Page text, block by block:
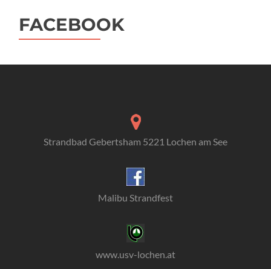
FACEBOOK
Strandbad Gebertsham 5221 Lochen am See
Malibu Strandfest
www.usv-lochen.at